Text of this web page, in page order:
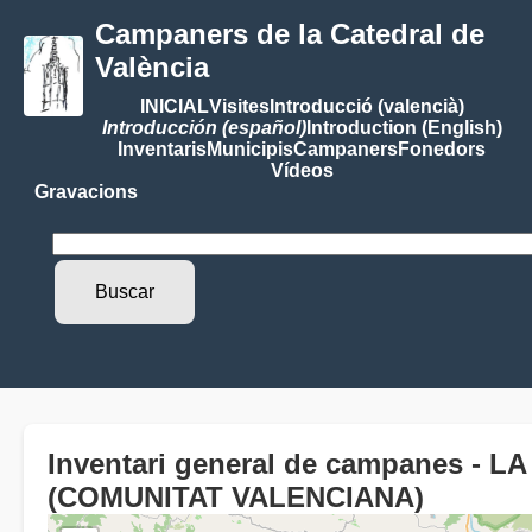
Campaners de la Catedral de
València
INICIALVisitesIntroducció (valencià)
Introducción (español)Introduction (English)
InventarisMunicipisCampanersFonedors
Vídeos
Gravacions
Inventari general de campanes -
(COMUNITAT VALENCIANA)